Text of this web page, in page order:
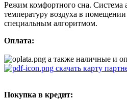
Режим комфортного сна. Система
температуру воздуха в помещении
специальным алгоритмом.
Оплата:
а также наличные и
скачать карту
Покупка в кредит: